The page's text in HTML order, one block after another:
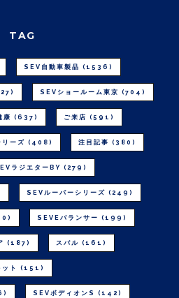
TAG
SEV自動車製品 (1536)
SEVショールーム東京 (704)
康 (637) ご来店 (591)
リーズ (408) 注目記事 (380)
ラジエターBY (279)
SEVルーパーシリーズ (249)
SEVEバランサー (199)
(187) スバル (161)
ト (151)
SEVボディオンS (142)